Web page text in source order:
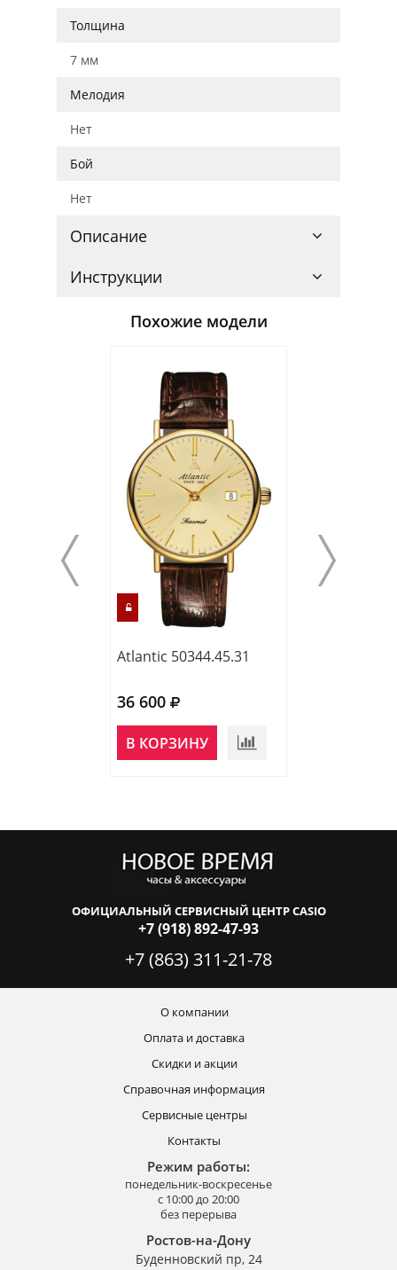
Толщина
7 мм
Мелодия
Нет
Бой
Нет
Описание
Инструкции
Похожие модели
Atlantic 50344.45.31
36 600
В КОРЗИНУ
ОФИЦИАЛЬНЫЙ СЕРВИСНЫЙ ЦЕНТР CASIO
+7 (918) 892-47-93
+7 (863) 311-21-78
О компании
Оплата и доставка
Скидки и акции
Справочная информация
Сервисные центры
Контакты
Режим работы:
понедельник-воскресенье
с 10:00 до 20:00
без перерыва
Ростов-на-Дону
Буденновский пр, 24